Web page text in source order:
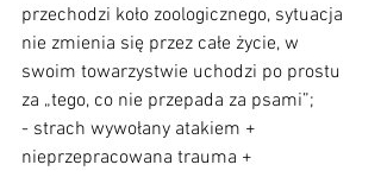
przechodzi koło zoologicznego, sytuacja
nie zmienia się przez całe życie, w
swoim towarzystwie uchodzi po prostu
za „tego, co nie przepada za psami”;
- strach wywołany atakiem +
nieprzepracowana trauma +